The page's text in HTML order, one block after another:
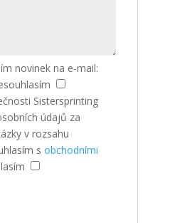
novinek na e-mail:
Sistersprinting
údajů za
v rozsahu
s obchodními